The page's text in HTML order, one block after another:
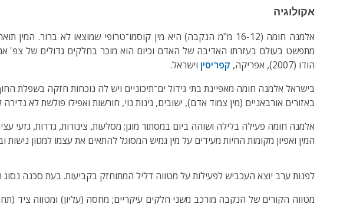
אקולוגיה
הודו (2007), אפריקה,
קפריסין וישראל.
בישראל אלמנה חומה מאפיינת בתי גידול ים־תיכוניים ויש לה נוכחות חזקה בשפלת
באזורים אורבאניים (מין צמוד אדם), ישובים, גינות נוי, חורשות ואפילו פולשת לא
אלמנה חומה פעילה בלילה ושוהה ביום במסתור מוגן; מסלעות, צינורות, גדרות,
המין ואפיון מקומות החיות מעידים על מין גמיש המסוגל להתאים את עצמו למגוון
לפנות ערב יוצא העכביש לפעילות על מטווה דליל המתוחזק בקביעות. בעת סכנה
מטווה הקורים של הנקבה מורכב משני חלקים עיקריים; מחסה (עליון) ומטווה ציד